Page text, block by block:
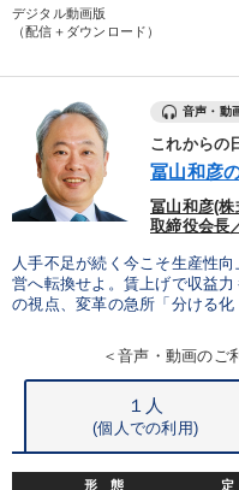
製造業 卸売・小売・飲
IT・サービス・金融業
人事戦略 マーケティン
多様性・ダイバーシティ
※「更新」を押すと「テーマ」「キーワ
デジタル動画版
（配信＋ダウンロード）
音声・動
これからの
冨山和彦
冨山和彦(
取締役会長
人手不足が続く今こそ生産性
営へ転換せよ。賃上げで収益
の視点、変革の急所「分ける
＜音声・動画のご
１人
(個人での利用)
形 態